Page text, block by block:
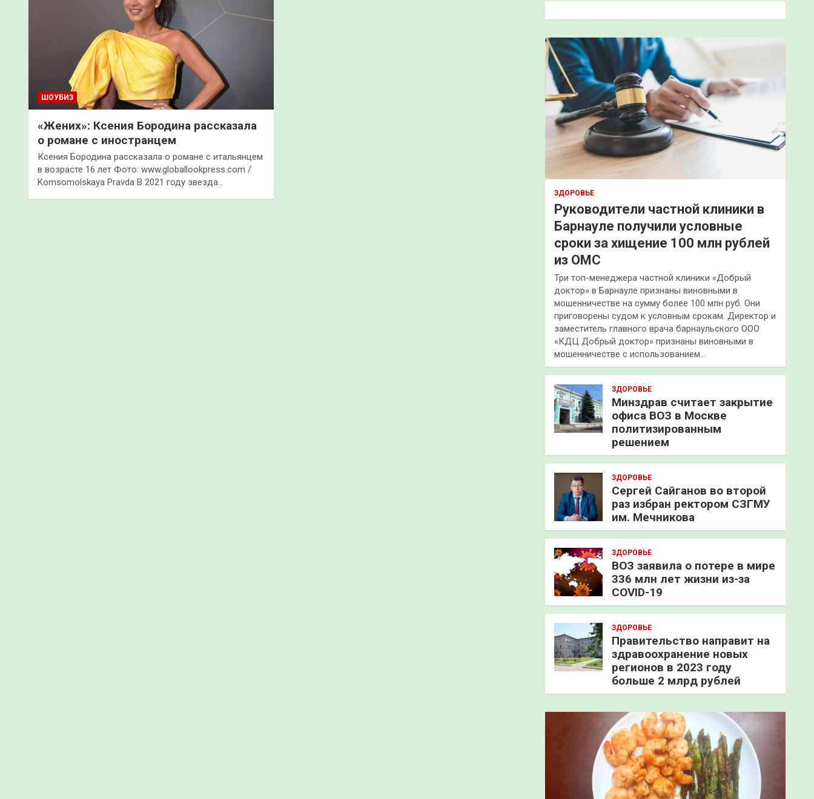
ШОУБИЗ
«Жених»: Ксения Бородина рассказала
о романе с иностранцем
Ксения Бородина рассказала о романе с итальянцем
в возрасте 16 лет Фото: www.globallookpress.com /
Komsomolskaya Pravda В 2021 году звезда…
к
ЗДОРОВЬЕ
Руководители частной клиники в
Барнауле получили условные
сроки за хищение 100 млн рублей
из ОМС
Три топ-менеджера частной клиники «Добрый
доктор» в Барнауле признаны виновными в
мошенничестве на сумму более 100 млн руб. Они
приговорены судом к условным срокам. Директор и
заместитель главного врача барнаульского ООО
«КДЦ Добрый доктор» признаны виновными в
мошенничестве с использованием…
ЗДОРОВЬЕ
Минздрав считает закрытие
офиса ВОЗ в Москве
политизированным
решением
ЗДОРОВЬЕ
Сергей Сайганов во второй
раз избран ректором СЗГМУ
им. Мечникова
ЗДОРОВЬЕ
ВОЗ заявила о потере в мире
336 млн лет жизни из-за
COVID-19
ЗДОРОВЬЕ
Правительство направит на
здравоохранение новых
регионов в 2023 году
больше 2 млрд рублей